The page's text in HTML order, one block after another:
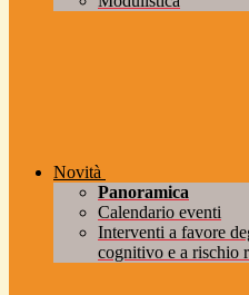
Novità
Panoramica
Calendario eventi
Interventi a favore
cognitivo e a rischio